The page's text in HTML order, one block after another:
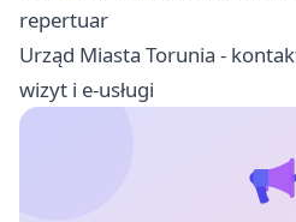
repertuar
Urząd Miasta Torunia -
wizyt i e-usługi